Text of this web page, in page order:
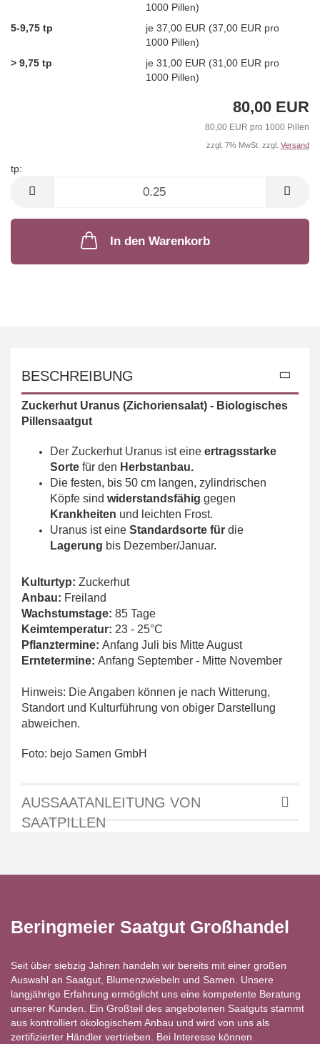
1000 Pillen)
5-9,75 tp
je 37,00 EUR (37,00 EUR pro
1000 Pillen)
> 9,75 tp
je 31,00 EUR (31,00 EUR pro
1000 Pillen)
80,00 EUR
80,00 EUR pro 1000 Pillen
zzgl. 7% MwSt. zzgl. Versand
tp:
In den Warenkorb
BESCHREIBUNG
Zuckerhut Uranus (Zichoriensalat) - Biologisches
Pillensaatgut
Der Zuckerhut Uranus ist eine ertragsstarke
Sorte für den Herbstanbau.
Die festen, bis 50 cm langen, zylindrischen
Köpfe sind widerstandsfähig gegen
Krankheiten und leichten Frost.
Uranus ist eine Standardsorte für die
Lagerung bis Dezember/Januar.
Kulturtyp: Zuckerhut
Anbau: Freiland
Wachstumstage: 85 Tage
Keimtemperatur: 23 - 25°C
Pflanztermine: Anfang Juli bis Mitte August
Erntetermine: Anfang September - Mitte November
Hinweis: Die Angaben können je nach Witterung,
Standort und Kulturführung von obiger Darstellung
abweichen.
Foto: bejo Samen GmbH
AUSSAATANLEITUNG VON
SAATPILLEN
Beringmeier Saatgut Großhandel
Seit über siebzig Jahren handeln wir bereits mit einer großen
Auswahl an Saatgut, Blumenzwiebeln und Samen. Unsere
langjährige Erfahrung ermöglicht uns eine kompetente Beratung
unserer Kunden. Ein Großteil des angebotenen Saatguts stammt
aus kontrolliert ökologischem Anbau und wird von uns als
zertifizierter Händler vertrieben. Bei Interesse können